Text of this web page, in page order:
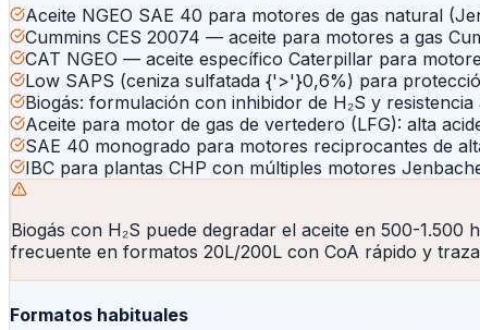
Aceite NGEO SAE 40 para motores de gas natural
Cummins CES 20074 — aceite para motores a gas
CAT NGEO — aceite específico Caterpillar para
Low SAPS (ceniza sulfatada {'>'}0,6%) para
Biogás: formulación con inhibidor de H₂S y resistencia
Aceite para motor de gas de vertedero (LFG): alta
SAE 40 monogrado para motores reciprocantes de
IBC para plantas CHP con múltiples motores
Biogás con H₂S puede degradar el aceite en 500-
frecuente en formatos 20L/200L con CoA rápido y
Formatos habituales